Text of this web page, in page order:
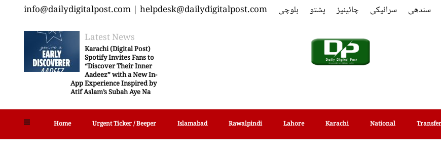
Home Urgent Ticker / Beeper Islamabad Rawalpindi Lahore Karachi National
Latest News
Karachi (Digital Post)
Spotify Invites Fans to
“Discover Their Inner
Aadeez” with a New In-
App Experience Inspired by
Atif Aslam’s Subah Aye Na
info@dailydigitalpost.com | helpdesk@dailydigitalpost.com بلوچی پشتو چائینیز سرائیکی سندھی